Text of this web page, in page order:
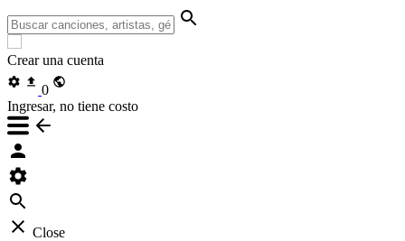
Crear una cuenta
0
Ingresar, no tiene costo
Close